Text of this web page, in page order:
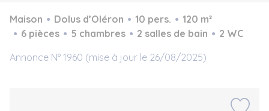
Maison Dolus d’Oléron 10 pers.
120 m²
6 pièces
5 chambres 2 salles de bain
2 WC
Annonce N° 1960 (mise à jour le 26/08/2025)